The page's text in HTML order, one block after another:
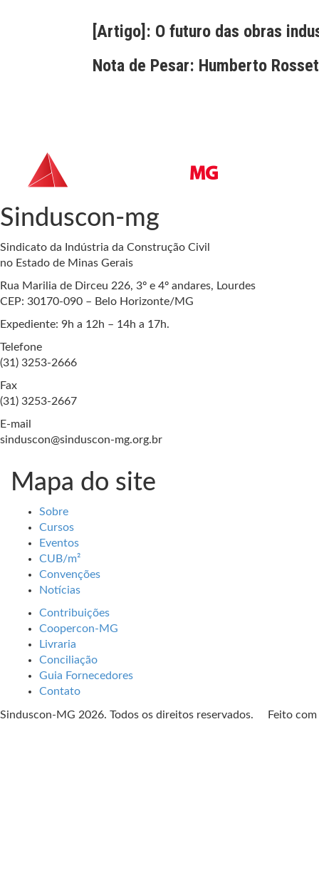
[Artigo]: O futuro das obras
Nota de Pesar: Humberto
Sinduscon-mg
Sindicato da Indústria da Construção Civil
no Estado de Minas Gerais
Rua Marilia de Dirceu 226, 3º e 4º andares, Lourdes
CEP: 30170-090 – Belo Horizonte/MG
Expediente: 9h a 12h – 14h a 17h.
Telefone
(31) 3253-2666
Fax
(31) 3253-2667
E-mail
sinduscon@sinduscon-mg.org.br
Mapa do site
Sobre
Cursos
Eventos
CUB/m²
Convenções
Notícias
Contribuições
Coopercon-MG
Livraria
Conciliação
Guia Fornecedores
Contato
Sinduscon-MG 2026. Todos os direitos reservados. Feito com